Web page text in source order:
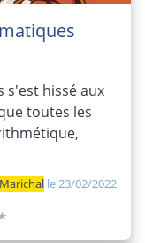
s'est hissé aux
toutes les
le 23/02/2022